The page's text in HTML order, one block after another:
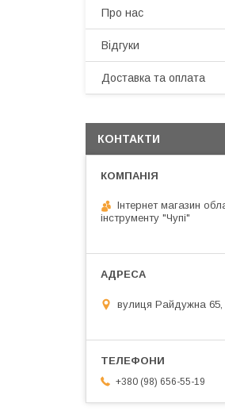
Про нас
Відгуки
Доставка та оплата
КОНТАКТИ
Інтернет магазин
інструменту "Чупі"
вулиця Райдужна 65,
+380 (98) 656-55-19